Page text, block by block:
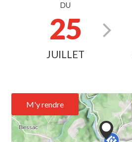
DU
25
JUILLET
M'y rendre